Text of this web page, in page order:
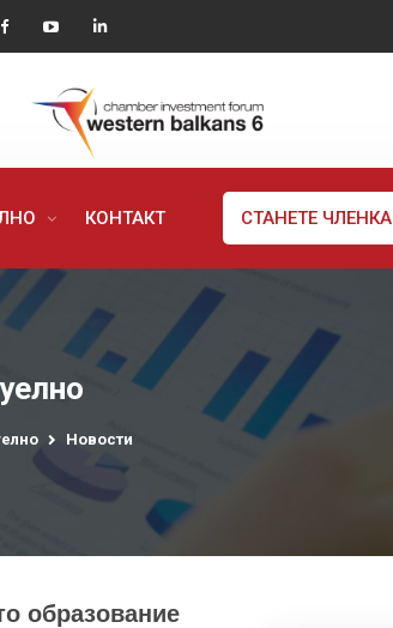
КОНТАКТ СТАНЕТЕ ЧЛЕНКА
Новости
образование